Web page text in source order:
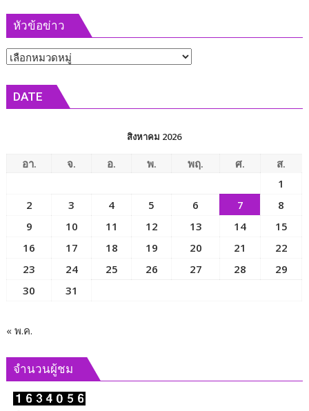
เข้า
พบ
และ
ของ
มนุษย์
ขับ
เคลื่อน
หัวข้อข่าว
หัวข้อ
DATE
สิงหาคม 2026
อา. จ. อ. พ. พฤ. ศ.
ส.
1
2
3 4 5 6 7
8
9
10 11 12 13 14
15
16
17 18 19 20 21
22
23
24 25 26 27 28
29
30
31
« พ.ค.
จำนวนผู้ชม